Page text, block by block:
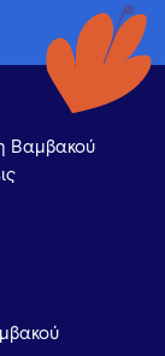
Βαμβακού